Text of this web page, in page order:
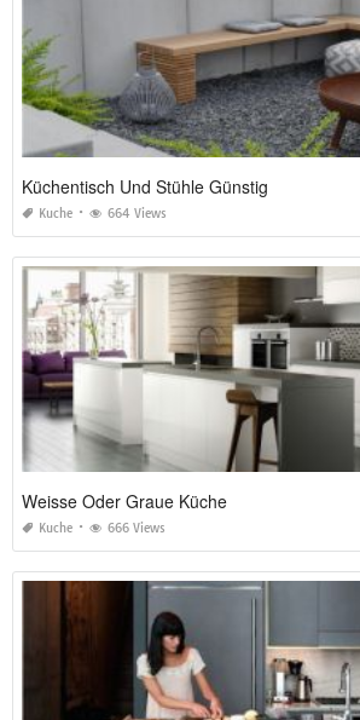
Küchentisch Und Stühle Günstig
Kuche 664 Views
Weisse Oder Graue Küche
Kuche 666 Views